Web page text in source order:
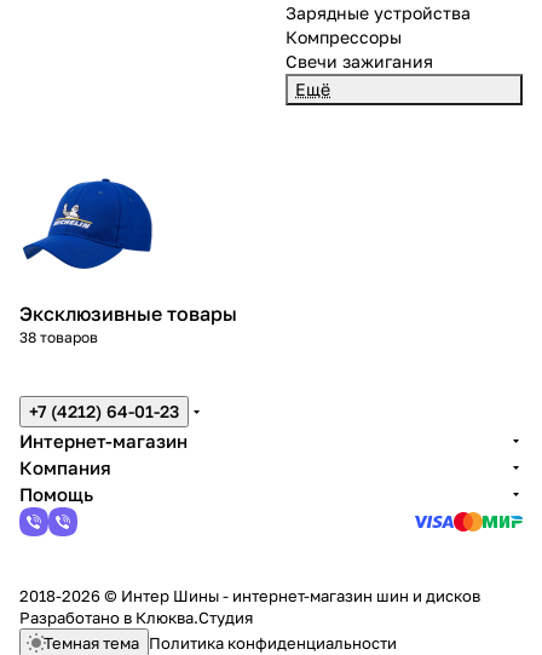
Зарядные устройства
Компрессоры
Свечи зажигания
Ещё
Эксклюзивные товары
38 товаров
+7 (4212) 64-01-23
Интернет-магазин
Компания
Помощь
2018-2026 © Интер Шины - интернет-магазин шин и дисков
Разработано в Клюква.Студия
Темная тема Политика конфиденциальности